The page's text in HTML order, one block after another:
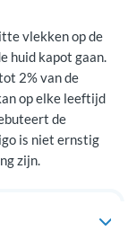
vlekken op de
huid kapot gaan.
2% van de
op elke leeftijd
de
is niet ernstig
zijn.